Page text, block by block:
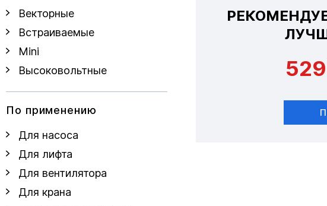
Векторные
Встраиваемые
Mini
Высоковольтные
По применению
Для насоса
Для лифта
Для вентилятора
Для крана